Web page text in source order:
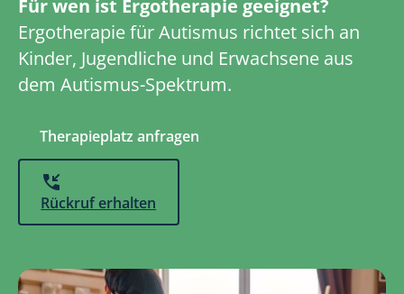
Für wen ist Ergotherapie geeignet?
Ergotherapie für Autismus richtet sich an
Kinder, Jugendliche und Erwachsene aus
dem Autismus-Spektrum.
Therapieplatz anfragen
Rückruf erhalten